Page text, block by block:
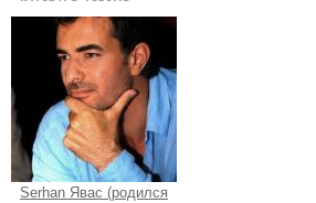
Serhan Явас (родился